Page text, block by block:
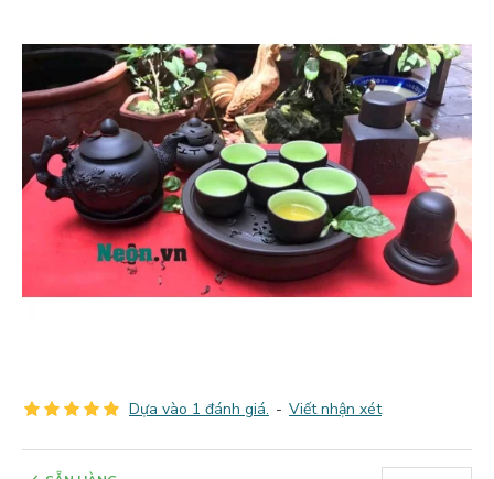
Dựa vào 1 đánh giá. - Viết nhận xét